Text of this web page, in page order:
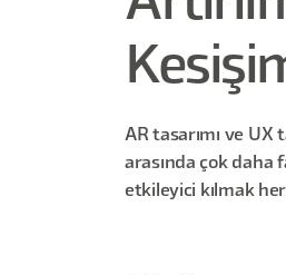
AR tasarımı ve UX
arasında çok daha
etkileyici kılmak